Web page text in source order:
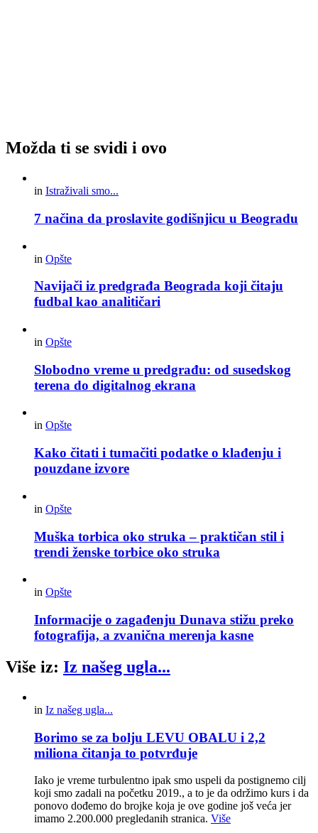
Možda ti se svidi i ovo
in Istraživali smo...
7 načina da proslavite godišnjicu u Beogradu
in Opšte
Navijači iz predgrađa Beograda koji čitaju
fudbal kao analitičari
in Opšte
Slobodno vreme u predgrađu: od susedskog
terena do digitalnog ekrana
in Opšte
Kako čitati i tumačiti podatke o klađenju i
pouzdane izvore
in Opšte
Muška torbica oko struka – praktičan stil i
trendi ženske torbice oko struka
in Opšte
Informacije o zagađenju Dunava stižu preko
fotografija, a zvanična merenja kasne
Više iz: Iz našeg ugla...
in Iz našeg ugla...
Borimo se za bolju LEVU OBALU i 2,2
miliona čitanja to potvrđuje
Iako je vreme turbulentno ipak smo uspeli da postignemo cilj
koji smo zadali na početku 2019., a to je da održimo kurs i da
ponovo dođemo do brojke koja je ove godine još veća jer
imamo 2.200.000 pregledanih stranica. Više